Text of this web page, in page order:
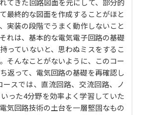
種類とその対策）
比） / ノイズシミュレータ / 内部雑音
音の種類） / コンデンサによる対策 /
対策 / 電源部およびケーブルでの雑音
/ ラインフィルタ / ツイストペア / シ
での雑音対策（ノイズの原因）
人間とのかかわり）
） / 生体と電磁波（電磁波の種類） /
てきた回路図面を元にして、部分的
最終的な図面を作成することがほと
実装の段階でうまく動作しないこと
れは、基本的な電気電子回路の基礎
っていないと、思わぬミスをするこ
そんなことがないように、このコー
返って、電気回路の基礎を再確認し
ースでは、直流回路、交流回路、ノ
った4分野を効率よく学習していた
気回路技術の土台を一層堅固なもの